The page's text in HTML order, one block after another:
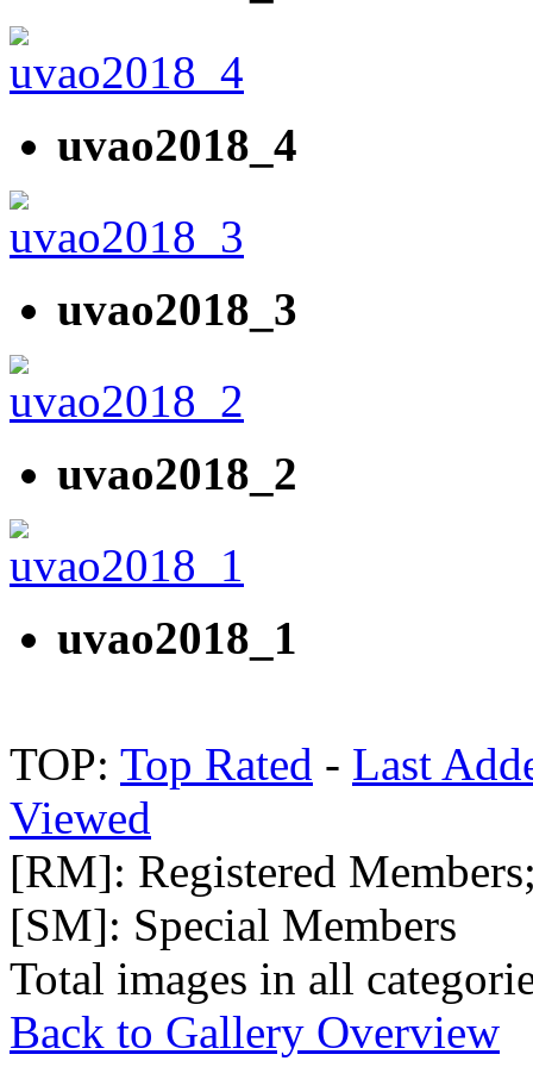
uvao2018_4
uvao2018_3
uvao2018_2
uvao2018_1
TOP: Top Rated - Last
Viewed
[RM]: Registered
[SM]: Special Members
Total images in all
Back to Gallery Overview